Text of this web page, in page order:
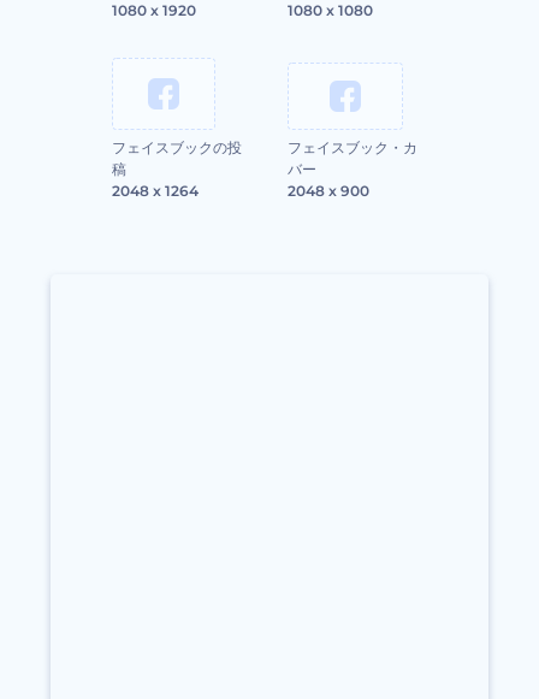
1080 x 1920
1080 x 1080
フェイスブックの投
稿
2048 x 1264
フェイスブック・カ
バー
2048 x 900